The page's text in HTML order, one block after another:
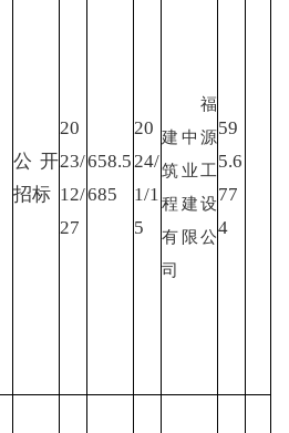
公开
招标
20
23/
12/
27
658.5
685
20
24/
1/1
5
福
建中源
筑业工
程建设
有限公
司
59
5.6
77
4